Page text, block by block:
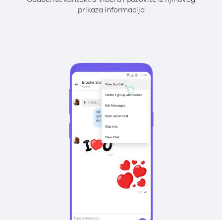
prikaza informacija